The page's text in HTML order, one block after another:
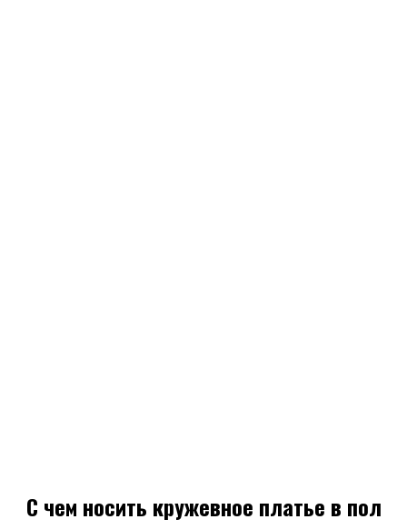
С чем носить кружевное платье в пол